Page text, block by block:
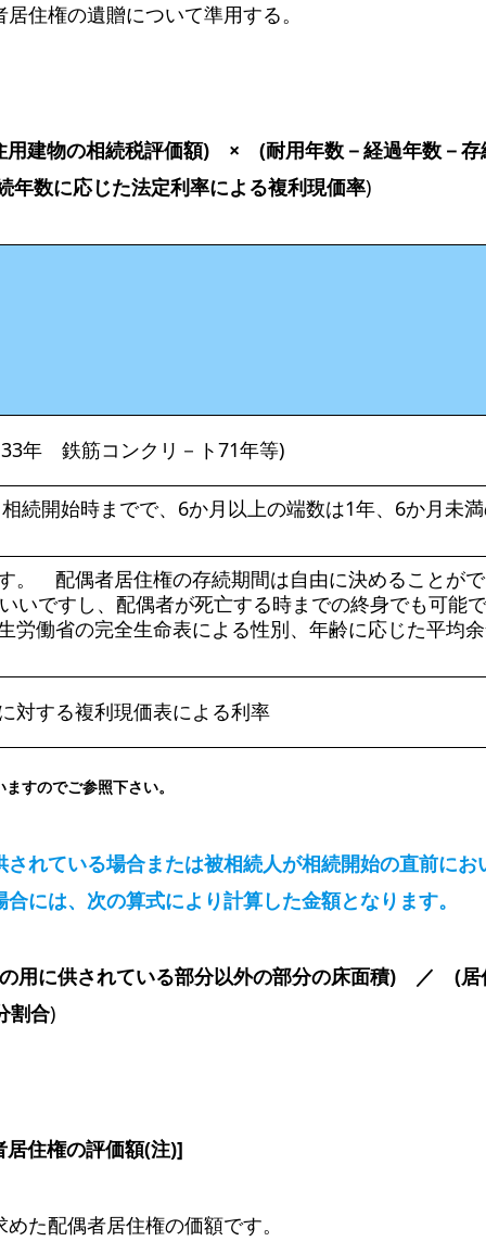
住権の遺贈について準用する。
建物の相続税評価額) × (耐用年数－経過年数－存
に応じた法定利率による複利現価率)
年 鉄筋コンクリ－ト71年等)
続開始時までで、6か月以上の端数は1年、6か月未
。 配偶者居住権の存続期間は自由に決めることがで
いですし、配偶者が死亡する時までの終身でも可能で
働省の完全生命表による性別、年齢に応じた平均
対する複利現価表による利率
すのでご参照下さい。
れている場合または被相続人が相続開始の直前にお
には、次の算式により計算した金額となります。
用に供されている部分以外の部分の床面積) ／ (居
割合)
住権の評価額(注)]
た配偶者居住権の価額です。